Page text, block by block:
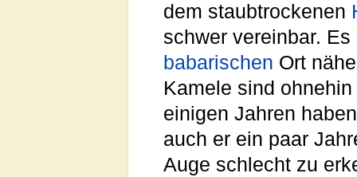
dem staubtrockenen
schwer vereinbar.
babarischen Ort
Kamele sind
einigen Jahren
auch er ein paar
Auge schlecht zu